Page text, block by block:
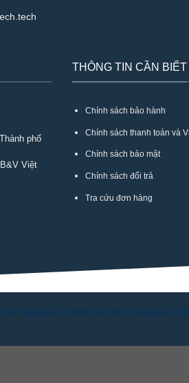
phố
Việt
THÔNG TIN CẦN BIẾT
Chính sách bảo hành
Chính sách thanh toán và
Chính sách bảo mật
Chính sách đổi trả
Tra cứu đơn hàng
tần Yaskawa V1000 Biến tần Yaskawa